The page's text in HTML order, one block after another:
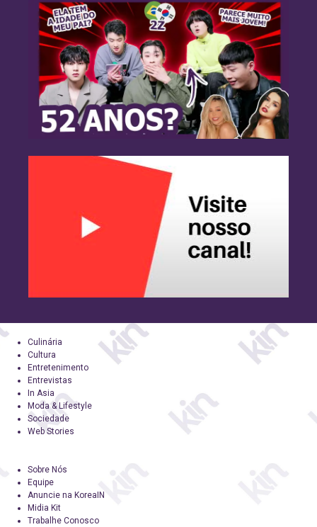
Culinária
Cultura
Entretenimento
Entrevistas
In Asia
Moda & Lifestyle
Sociedade
Web Stories
Sobre Nós
Equipe
Anuncie na KoreaIN
Midia Kit
Trabalhe Conosco